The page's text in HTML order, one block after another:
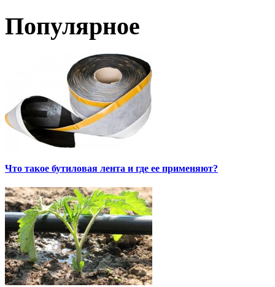
Популярное
Что такое бутиловая лента и где ее применяют?